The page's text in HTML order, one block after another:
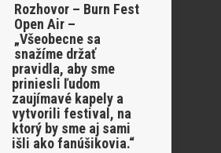
Rozhovor – Burn Fest
Open Air –
„Všeobecne sa
snažíme držať
pravidla, aby sme
priniesli ľudom
zaujímavé kapely a
vytvorili festival, na
ktorý by sme aj sami
išli ako fanúšikovia.“